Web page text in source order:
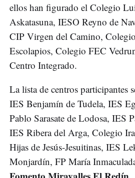
ellos han figurado el Colegio
Askatasuna, IESO Reyno de
CIP Virgen del Camino,
Escolapios, Colegio FEC
Centro Integrado.
La lista de centros participantes
IES Benjamín de Tudela, IES
Pablo Sarasate de Lodosa, IES
IES Ribera del Arga, Colegio
Hijas de Jesús-Jesuitinas, IES
Monjardín, FP María